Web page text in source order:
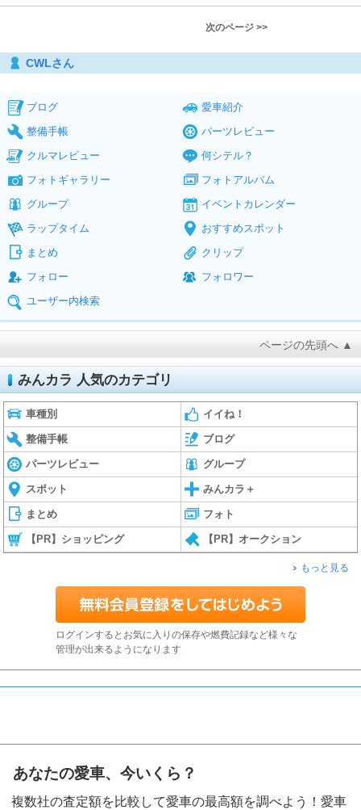
次のページ >>
CWLさん
ブログ
愛車紹介
整備手帳
パーツレビュー
クルマレビュー
何シテル？
フォトギャラリー
フォトアルバム
グループ
イベントカレンダー
ラップタイム
おすすめスポット
まとめ
クリップ
フォロー
フォロワー
ユーザー内検索
ページの先頭へ ▲
みんカラ 人気のカテゴリ
車種別 イイね！
整備手帳 ブログ
パーツレビュー グループ
スポット みんカラ＋
まとめ フォト
【PR】ショッピング 【PR】オークション
もっと見る
ログインするとお気に入りの保存や燃費記録など様々な
管理が出来るようになります
あなたの愛車、今いくら？
複数社の査定額を比較して愛車の最高額を調べよう！愛車